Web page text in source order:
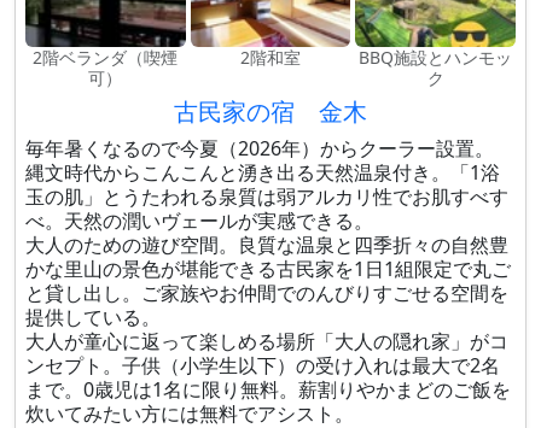
2階ベランダ（喫煙
可）
2階和室
BBQ施設とハンモッ
ク
古民家の宿 金木
毎年暑くなるので今夏（2026年）からクーラー設置。
縄文時代からこんこんと湧き出る天然温泉付き。「1浴
玉の肌」とうたわれる泉質は弱アルカリ性でお肌すべす
べ。天然の潤いヴェールが実感できる。
大人のための遊び空間。良質な温泉と四季折々の自然豊
かな里山の景色が堪能できる古民家を1日1組限定で丸ご
と貸し出し。ご家族やお仲間でのんびりすごせる空間を
提供している。
大人が童心に返って楽しめる場所「大人の隠れ家」がコ
ンセプト。子供（小学生以下）の受け入れは最大で2名
まで。0歳児は1名に限り無料。薪割りやかまどのご飯を
炊いてみたい方には無料でアシスト。